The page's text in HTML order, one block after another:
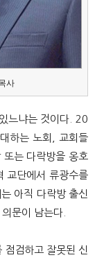
사
느냐는 것이다. 20
하는 노회, 교회들
는 다락방을 옹호
교단에서 류광수를
아직 다락방 출신
문이 남는다.
검하고 잘못된 신